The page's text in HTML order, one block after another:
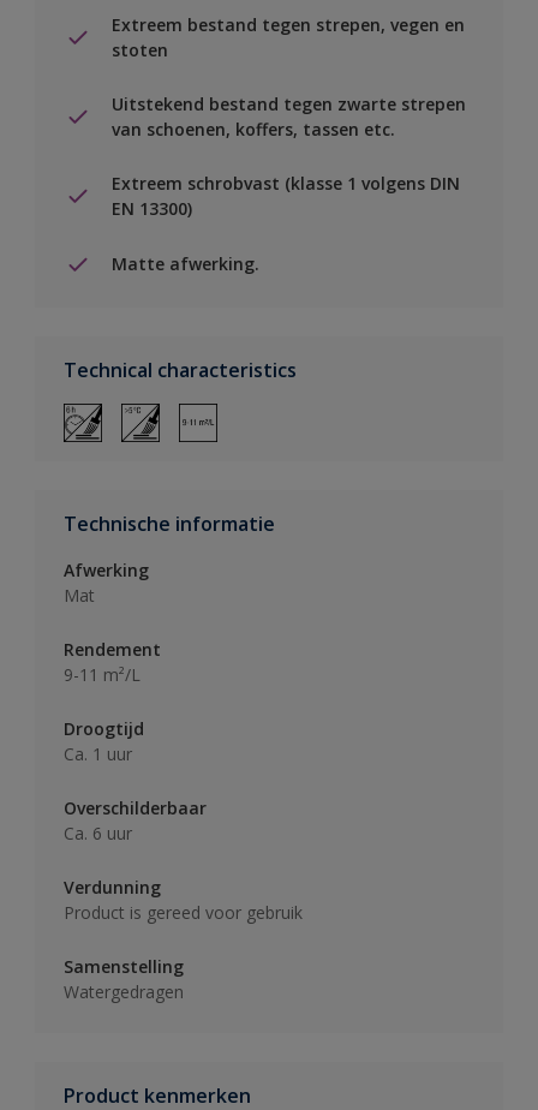
Extreem bestand tegen strepen, vegen en
stoten
Uitstekend bestand tegen zwarte strepen
van schoenen, koffers, tassen etc.
Extreem schrobvast (klasse 1 volgens DIN
EN 13300)
Matte afwerking.
Technical characteristics
Technische informatie
Afwerking
Mat
Rendement
9-11 m²/L
Droogtijd
Ca. 1 uur
Overschilderbaar
Ca. 6 uur
Verdunning
Product is gereed voor gebruik
Samenstelling
Watergedragen
Product kenmerken